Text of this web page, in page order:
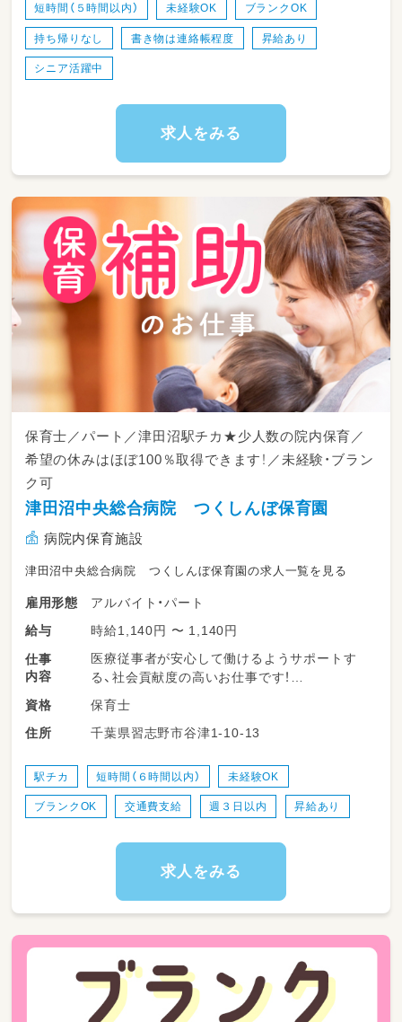
書類は連絡帳程度です
短時間（５時間以内） 未経験OK ブランクOK
持ち帰りなし 書き物は連絡帳程度 昇給あり
シニア活躍中
求人をみる
保育士／パート／津田沼駅チカ★少人数の院内保育／
希望の休みはほぼ100％取得できます！／未経験・ブラン
ク可
津田沼中央総合病院 つくしんぼ保育園
病院内保育施設
津田沼中央総合病院 つくしんぼ保育園の求人一覧を見る
雇用形態
アルバイト・パート
給与
時給1,140円 〜 1,140円
仕事
内容
医療従事者が安心して働けるようサポートす
る、社会貢献度の高いお仕事です！
・遊びや散歩時の見守り
・生活動作の援助
・保育記録
・保護者対応 など
＊未経験・ブランクある方歓迎
＊Wワーク可能
資格
保育士
住所
千葉県習志野市谷津1-10-13
駅チカ 短時間（６時間以内） 未経験OK
ブランクOK 交通費支給 週３日以内 昇給あり
求人をみる